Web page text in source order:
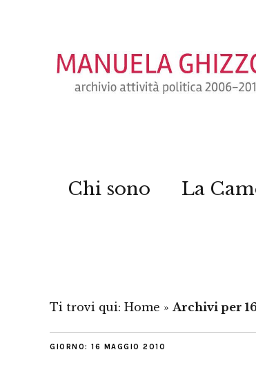
Chi sono La
Ti trovi qui: Home » Archivi per
GIORNO: 16 MAGGIO 2010